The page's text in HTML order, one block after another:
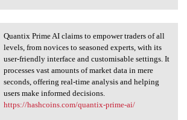
Prime AI claims to
Quantix Prime AI claims to empower traders of all
levels, from novices to seasoned experts, with its
user-friendly interface and customisable settings. It
processes vast amounts of market data in mere
seconds, offering real-time analysis and helping
users make informed decisions.
https://hashcoins.com/quantix-prime-ai/